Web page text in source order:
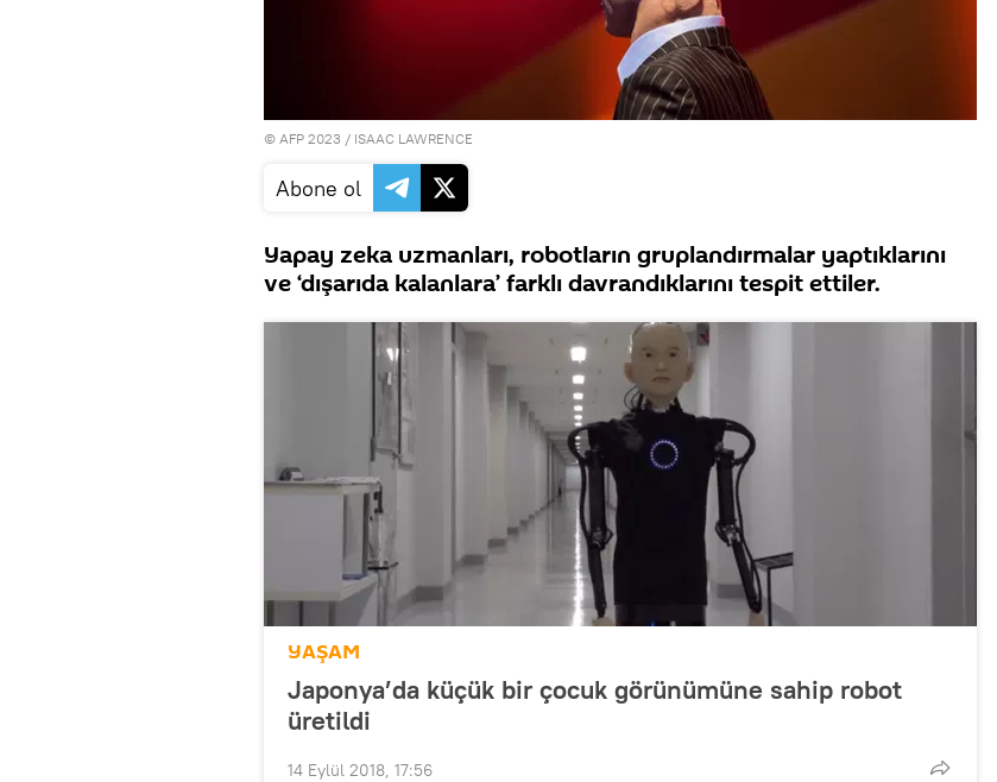
© AFP 2023 / ISAAC LAWRENCE
Abone ol
Yapay zeka uzmanları, robotların gruplandırmalar yaptıklarını
ve ‘dışarıda kalanlara’ farklı davrandıklarını tespit ettiler.
YAŞAM
Japonya’da küçük bir çocuk görünümüne sahip robot
üretildi
14 Eylül 2018, 17:56